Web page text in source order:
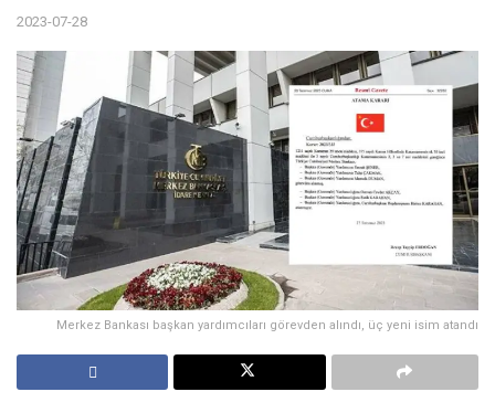
2023-07-28
Merkez Bankası başkan yardımcıları görevden alındı, üç yeni isim atandı